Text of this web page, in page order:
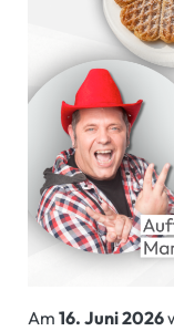
Am 16. Juni 2026